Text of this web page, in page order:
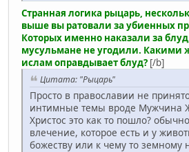
Странная логика рыцарь,
выше вы ратовали за убиенных
Которых именно наказали за
мусульмане не угодили. Какими
ислам оправдывает блуд? [/b]
Цитата: "Рыцарь"
Просто в православии не
интимные темы вроде Мужчина
Христос это как то пошло?
влечение, которое есть и у
божеству или к чему то земному